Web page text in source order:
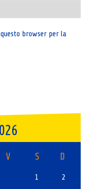
browser per la
V S D
1 2